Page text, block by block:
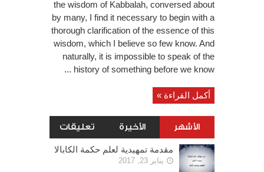
the wisdom of Kabbalah, conversed about
by many, I find it necessary to begin with a
thorough clarification of the essence of this
wisdom, which I believe so few know. And
naturally, it is impossible to speak of the
history of something before we know ...
أكمل القراءة »
الأشهر الأخيرة تعليقات
مقدمة تمهيدية لعلم حكمة الكابالا
يناير 23, 2017